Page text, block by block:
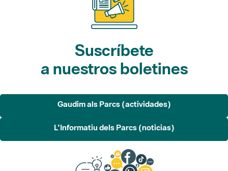
Suscríbete
a nuestros boletines
Gaudim als Parcs (actividades)
L'Informatiu dels Parcs (noticias)